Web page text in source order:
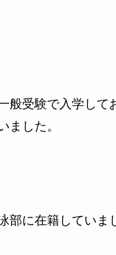
般受験で入学して
ました。
部に在籍していま